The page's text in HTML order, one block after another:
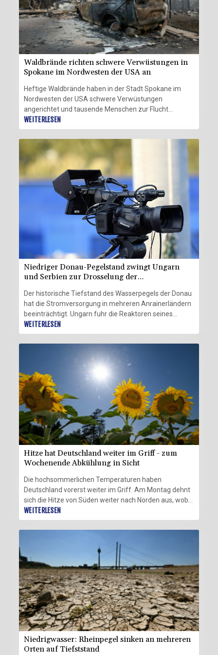
Waldbrände richten schwere Verwüstungen in
Spokane im Nordwesten der USA an
Heftige Waldbrände haben in der Stadt Spokane im
Nordwesten der USA schwere Verwüstungen
angerichtet und tausende Menschen zur Flucht
gezwungen. Nach Angaben der Behörden vom
Sonntag wurden im Gebiet der 230.000-Einwohner-
Stadt im Bundesstaat Washington hunderte Gebäude
und zahlreiche Fahrzeuge zerstört. Bürgermeisterin
Lisa Brown sagte, es sei noch unklar, ob es auch Tote
gegeben habe.
WEITERLESEN
Niedriger Donau-Pegelstand zwingt Ungarn
und Serbien zur Drosselung der
Der historische Tiefstand des Wasserpegels der Donau
hat die Stromversorgung in mehreren Anrainerländern
beeinträchtigt. Ungarn fuhr die Reaktoren seines
einzigen Atomkraftwerks herunter, wie die Regierung
in Budapest am Sonntag mitteilte. Serbien drosselte
die Produktion zweier Wasserkraftwerke auf 20
Prozent seiner Kapazitäten und rief die Bevölkerung
zum Stromsparen auf. Wegen hoher Temperaturen
und ausbleibenden Regens sind die Pegelstände der
Donau mancherorts auf ein Rekordtief gesunken.
WEITERLESEN
Hitze hat Deutschland weiter im Griff - zum
Wochenende Abkühlung in Sicht
Die hochsommerlichen Temperaturen haben
Deutschland vorerst weiter im Griff. Am Montag dehnt
sich die Hitze von Süden weiter nach Norden aus, wobei
vor allem im Südwesten Temperaturen von bis zu 37
Grad Celsius erreicht werden, wie der Deutsche
Wetterdienst (DWD) am Sonntag in Offenbach
mitteilte. Gleichzeitig könnten einzelne heftige Gewitter
WEITERLESEN
Niedrigwasser: Rheinpegel sinken an mehreren
Orten auf Tiefststand